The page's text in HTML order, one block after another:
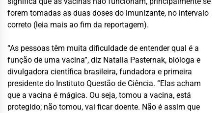
forem tomadas as duas doses do imunizante, no intervalo
correto (leia mais ao fim da reportagem).
“As pessoas têm muita dificuldade de entender qual é a
função de uma vacina”, diz Natalia Pasternak, bióloga e
divulgadora científica brasileira, fundadora e primeira
presidente do Instituto Questão de Ciência. “Elas acham
que a vacina é mágica. Ou seja, tomou a vacina, está
protegido; não tomou, vai ficar doente. Não é assim que